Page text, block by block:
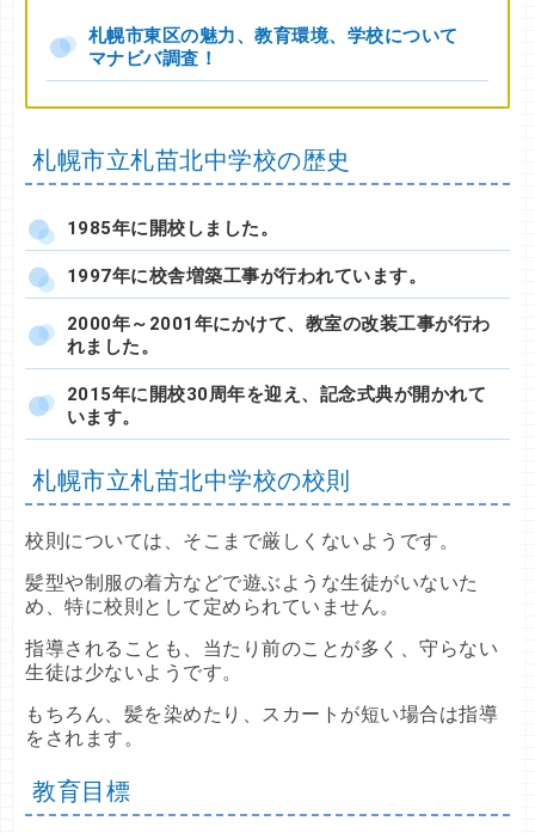
札幌市東区の魅力、教育環境、学校について
マナビバ調査！
札幌市立札苗北中学校の歴史
1985年に開校しました。
1997年に校舎増築工事が行われています。
2000年～2001年にかけて、教室の改装工事が行わ
れました。
2015年に開校30周年を迎え、記念式典が開かれて
います。
札幌市立札苗北中学校の校則
校則については、そこまで厳しくないようです。
髪型や制服の着方などで遊ぶような生徒がいないた
め、特に校則として定められていません。
指導されることも、当たり前のことが多く、守らない
生徒は少ないようです。
もちろん、髪を染めたり、スカートが短い場合は指導
をされます。
教育目標